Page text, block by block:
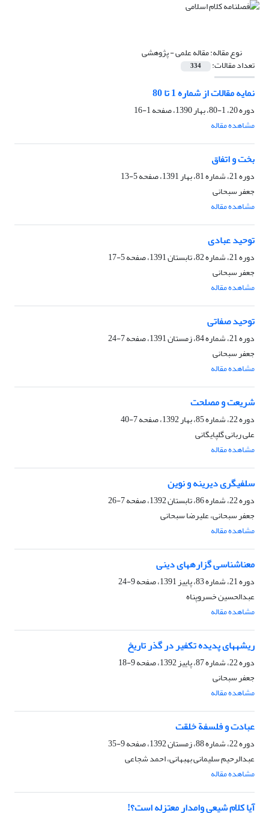
نوع مقاله:مقاله علمی - پژوهشی
تعداد مقالات: 334
نمایه مقالات از شماره 1 تا 80
دوره 20، 1-80، بهار 1390، صفحه
1-16
مشاهده مقاله
بخت و اتفاق
دوره 21، شماره 81، بهار 1391، صفحه
5-13
جعفر سبحانی
مشاهده مقاله
توحید عبادی
دوره 21، شماره 82، تابستان 1391، صفحه
5-17
جعفر سبحانی
مشاهده مقاله
توحید صفاتی
دوره 21، شماره 84، زمستان 1391، صفحه
7-24
جعفر سبحانی
مشاهده مقاله
شریعت و مصلحت
دوره 22، شماره 85، بهار 1392، صفحه
7-40
علی ربانی گلپایگانی
مشاهده مقاله
سلفى‏گرى دیرینه و نوین
دوره 22، شماره 86، تابستان 1392، صفحه
7-26
جعفر سبحانی، علیرضا سبحانی
مشاهده مقاله
معناشناسی گزاره‏های دینی
دوره 21، شماره 83، پاییز 1391، صفحه
9-24
عبدالحسین خسروپناه
مشاهده مقاله
ریشه‏های پدیده تکفیر در گذر تاریخ
دوره 22، شماره 87، پاییز 1392، صفحه
9-18
جعفر سبحانی
مشاهده مقاله
عبادت و فلسفة خلقت
دوره 22، شماره 88، زمستان 1392، صفحه
9-35
عبدالرحیم سلیمانی بهبهانی، احمد شجاعی
مشاهده مقاله
آیا کلام شیعى وامدار معتزله است؟!